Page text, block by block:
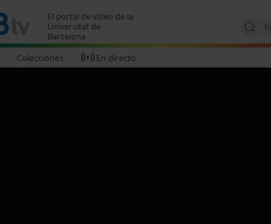
El portal de vídeo de la
Universitat de
Barcelona
Colecciones En directo